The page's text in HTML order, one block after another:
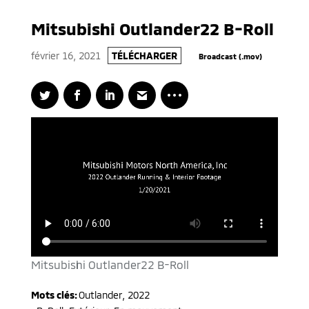
Mitsubishi Outlander22 B-Roll
février 16, 2021 TÉLÉCHARGER Broadcast (.mov)
Mitsubishi Outlander22 B-Roll
Mots clés:Outlander, 2022